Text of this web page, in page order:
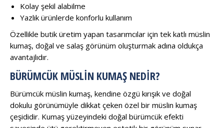
Kolay şekil alabilme
Yazlık ürünlerde konforlu kullanım
Özellikle butik üretim yapan tasarımcılar için tek katlı müslin
kumaş, doğal ve salaş görünüm oluşturmak adına oldukça
avantajlıdır.
BÜRÜMCÜK MÜSLIN KUMAŞ NEDIR?
Bürümcük müslin kumaş, kendine özgü kırışık ve doğal
dokulu görünümüyle dikkat çeken özel bir müslin kumaş
çeşididir. Kumaş yüzeyindeki doğal bürümcük efekti